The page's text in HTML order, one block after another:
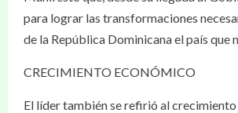
para lograr las transformaciones
de la República Dominicana el país que
CRECIMIENTO ECONÓMICO
El líder también se refirió al